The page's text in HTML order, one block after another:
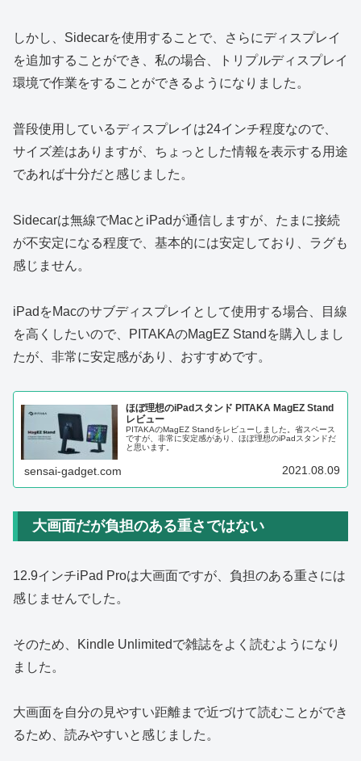
しかし、Sidecarを使用することで、さらにディスプレイ
を追加することができ、私の場合、トリプルディスプレイ
環境で作業をすることができるようになりました。
普段使用しているディスプレイは24インチ程度なので、
サイズ差はありますが、ちょっとした情報を表示する用途
であれば十分だと感じました。
Sidecarは無線でMacとiPadが通信しますが、たまに接続
が不安定になる程度で、基本的には安定しており、ラグも
感じません。
iPadをMacのサブディスプレイとして使用する場合、目線
を高くしたいので、PITAKAのMagEZ Standを購入しまし
たが、非常に安定感があり、おすすめです。
ほぼ理想のiPadスタンド PITAKA MagEZ Stand
レビュー
PITAKAのMagEZ Standをレビューしました。省スペース
ですが、非常に安定感があり、ほぼ理想のiPadスタンドだ
と思います。
sensai-gadget.com 2021.08.09
大画面だが負担のある重さではない
12.9インチiPad Proは大画面ですが、負担のある重さには
感じませんでした。
そのため、Kindle Unlimitedで雑誌をよく読むようになり
ました。
大画面を自分の見やすい距離まで近づけて読むことができ
るため、読みやすいと感じました。